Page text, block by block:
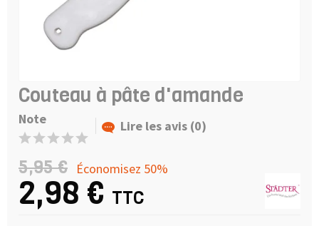
Couteau à pâte d'amande
Note Lire les avis (0)
5,95 € Économisez 50%
2,98 € TTC